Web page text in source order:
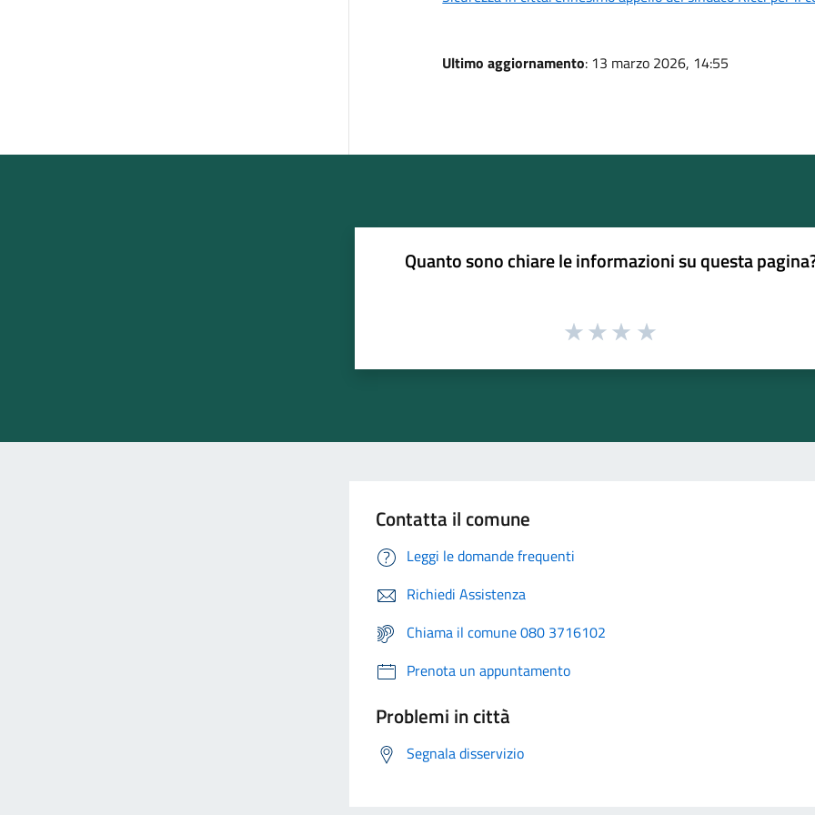
Ultimo aggiornamento: 13 marzo 2026, 14:55
Quanto sono chiare le informazioni su questa
Contatta il comune
Leggi le domande frequenti
Richiedi Assistenza
Chiama il comune 080 3716102
Prenota un appuntamento
Problemi in città
Segnala disservizio